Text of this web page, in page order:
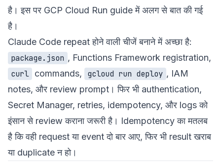
है। इस पर GCP Cloud Run guideमें अलग से बात की गई
है।
Claude Code repeat होने वाली चीजें बनाने में अच्छा है:
package.json , Functions Framework registration,
curl
commands, gcloud run deploy , IAM
notes, और review prompt। फिर भी authentication,
Secret Manager, retries, idempotency, और logs को
इंसान से review कराना जरूरी है। Idempotency का मतलब
है कि वही request या event दो बार आए, फिर भी result खराब
या duplicate न हो।